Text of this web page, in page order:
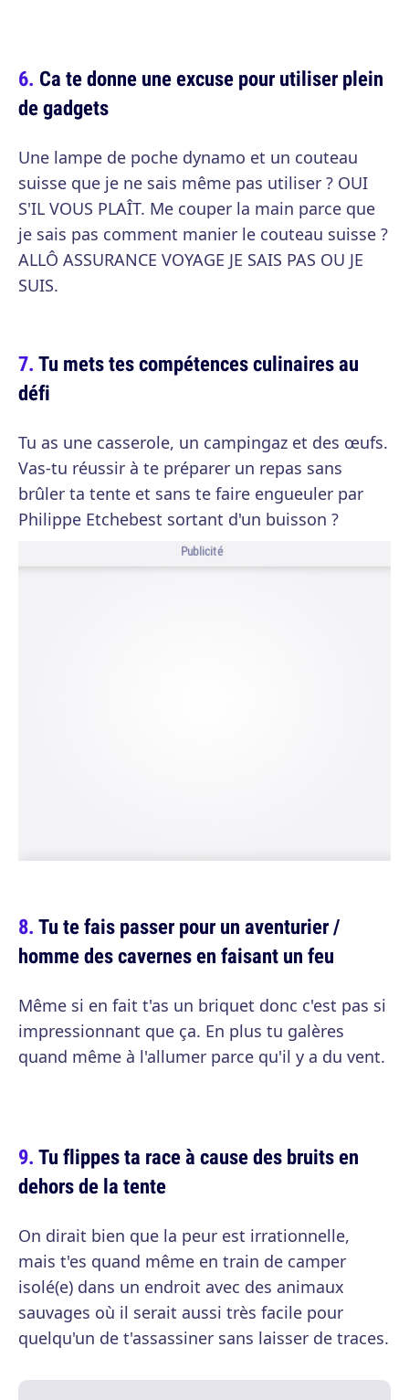
Ca te donne une excuse pour utiliser plein
de gadgets
Une lampe de poche dynamo et un couteau
suisse que je ne sais même pas utiliser ? OUI
S'IL VOUS PLAÎT. Me couper la main parce que
je sais pas comment manier le couteau suisse ?
ALLÔ ASSURANCE VOYAGE JE SAIS PAS OU JE
SUIS.
Tu mets tes compétences culinaires au
défi
Tu as une casserole, un campingaz et des œufs.
Vas-tu réussir à te préparer un repas sans
brûler ta tente et sans te faire engueuler par
Philippe Etchebest sortant d'un buisson ?
Publicité
Tu te fais passer pour un aventurier /
homme des cavernes en faisant un feu
Même si en fait t'as un briquet donc c'est pas si
impressionnant que ça. En plus tu galères
quand même à l'allumer parce qu'il y a du vent.
Tu flippes ta race à cause des bruits en
dehors de la tente
On dirait bien que la peur est irrationnelle,
mais t'es quand même en train de camper
isolé(e) dans un endroit avec des animaux
sauvages où il serait aussi très facile pour
quelqu'un de t'assassiner sans laisser de traces.